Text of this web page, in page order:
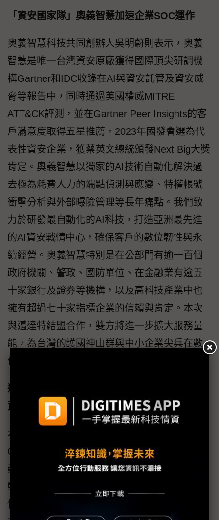
「資安國家隊」奧義智慧加速企業SOC運作
奧義智慧科技共同創辦人吳明蔚則表示，奧義
智慧是唯一台灣資安原廠獲得國際頂尖研調機
構Gartner和IDC收錄在AI與資安託管及資安威
脅等報告中，同時通過美國權威MITRE
ATT&CK評測，並在Gartner Peer Insights的客
戶滿意度取得五星推薦，2023年國發會選為代
表性資安企業，獲蔡英文總統頒發Next Big大獎
肯定。奧義智慧以獨家的AI技術自動化解決過
去極為耗費人力的端點偵測與應變、特權帳號
衝擊分析與外部曝險管理等長年痛點。我們致
力於研發最自動化的AI科技，打造亞洲最先進
的AI資安戰情中心，確保客戶的數位韌性與永
續經營。奧義智慧特別是在公部門有逾一百個
政府機關、警政、國防單位、在金融業有逾五
十家銀行及證券等機構，以及高科技產業中也
擁有超過七十家指標企業的信賴與肯定。本次
與邁達特結盟合作，雙方將進一步擴大服務量
能，為台灣的護國神山群與中小企業尖兵在數
位轉型與AI化之路，厚實資安韌性。
邁達特結合奧義智慧，提供全年無休的資訊＋
資安戰情即時監控
本次合作可透過邁達特實質三班制的MSP
Center技術團隊，搭配奧義智慧的XCockpit自
動化威脅曝險管理平台，提供企業頂尖的資訊
戰情即時監控，涵蓋架構、效能、服務、可用
性與資安等環節。尤其針對資安環節，邁達特